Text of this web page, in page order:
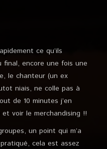
ce qu’ils
encore une fois une
le chanteur (un ex
niais, ne colle pas à
de 10 minutes j’en
voir le merchandising !!
un point qui m’a
cela est assez